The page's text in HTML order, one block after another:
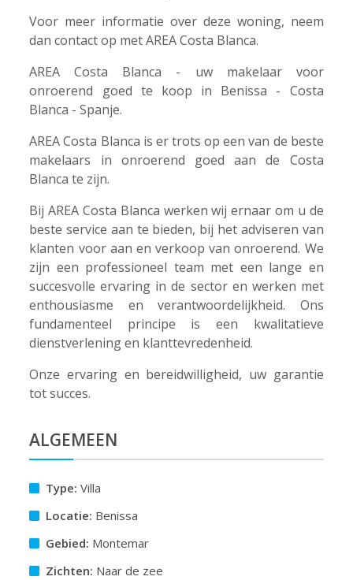
Voor meer informatie over deze woning, neem
dan contact op met AREA Costa Blanca.
AREA Costa Blanca - uw makelaar voor
onroerend goed te koop in Benissa - Costa
Blanca - Spanje.
AREA Costa Blanca is er trots op een van de beste
makelaars in onroerend goed aan de Costa
Blanca te zijn.
Bij AREA Costa Blanca werken wij ernaar om u de
beste service aan te bieden, bij het adviseren van
klanten voor aan en verkoop van onroerend. We
zijn een professioneel team met een lange en
succesvolle ervaring in de sector en werken met
enthousiasme en verantwoordelijkheid. Ons
fundamenteel principe is een kwalitatieve
dienstverlening en klanttevredenheid.
Onze ervaring en bereidwilligheid, uw garantie
tot succes.
ALGEMEEN
Type: Villa
Locatie: Benissa
Gebied: Montemar
Zichten: Naar de zee